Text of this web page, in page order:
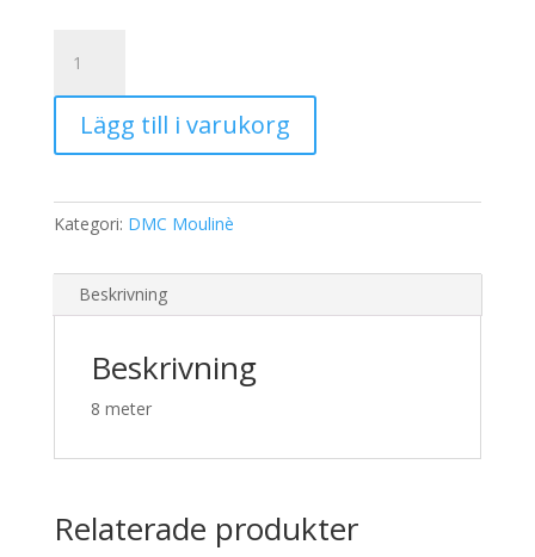
Moulinè
3805
mängdLägg till i varukorg
Kategori: DMC Moulinè
Beskrivning
Beskrivning
8 meter
Relaterade produkter